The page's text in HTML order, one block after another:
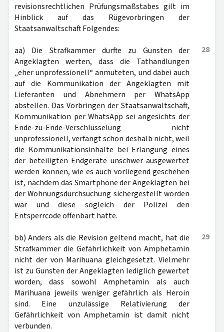
revisionsrechtlichen Prüfungsmaßstabes gilt im
Hinblick auf das Rügevorbringen der
Staatsanwaltschaft Folgendes:
28
aa) Die Strafkammer durfte zu Gunsten der
Angeklagten werten, dass die Tathandlungen
„eher unprofessionell“ anmuteten, und dabei auch
auf die Kommunikation der Angeklagten mit
Lieferanten und Abnehmern per WhatsApp
abstellen. Das Vorbringen der Staatsanwaltschaft,
Kommunikation per WhatsApp sei angesichts der
Ende-zu-Ende-Verschlüsselung nicht
unprofessionell, verfängt schon deshalb nicht, weil
die Kommunikationsinhalte bei Erlangung eines
der beteiligten Endgeräte unschwer ausgewertet
werden können, wie es auch vorliegend geschehen
ist, nachdem das Smartphone der Angeklagten bei
der Wohnungsdurchsuchung sichergestellt worden
war und diese sogleich der Polizei den
Entsperrcode offenbart hatte.
29
bb) Anders als die Revision geltend macht, hat die
Strafkammer die Gefährlichkeit von Amphetamin
nicht der von Marihuana gleichgesetzt. Vielmehr
ist zu Gunsten der Angeklagten lediglich gewertet
worden, dass sowohl Amphetamin als auch
Marihuana jeweils weniger gefährlich als Heroin
sind. Eine unzulässige Relativierung der
Gefährlichkeit von Amphetamin ist damit nicht
verbunden.